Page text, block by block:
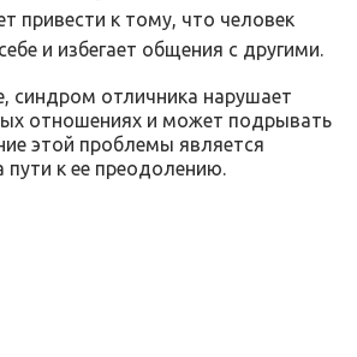
привести к тому, что человек
и избегает общения с другими.
синдром отличника нарушает
отношениях и может подрывать
этой проблемы является
к ее преодолению.